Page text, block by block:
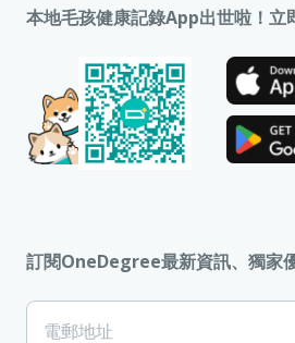
本地毛孩健康記錄App出世啦！立
訂閱OneDegree最新資訊、獨家
電郵地址